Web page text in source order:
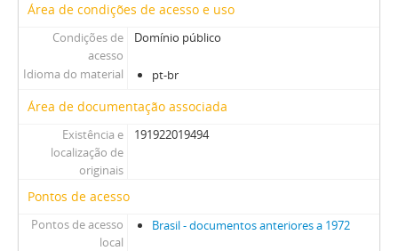
Área de condições de acesso e uso
Condições de
acesso
Domínio público
Idioma do material pt-br
Área de documentação associada
Existência e
localização de
originais
191922019494
Pontos de acesso
Pontos de acesso
local
Brasil - documentos anteriores a 1972